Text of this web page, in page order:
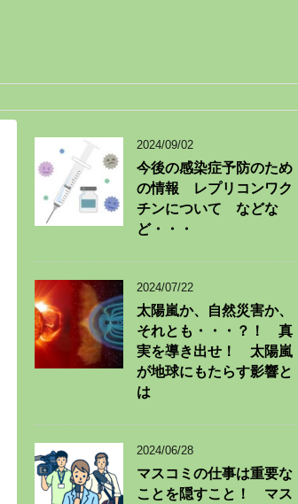
2024/09/02
今後の感染症予防のため
の情報 レプリコンワク
チンについて などな
ど・・・
2024/07/22
太陽嵐か、自然災害か、
それとも・・・？！ 真
実を導き出せ！ 太陽嵐
が地球にもたらす影響と
は
2024/06/28
マスコミの仕事は重要な
ことを隠すこと！ マス